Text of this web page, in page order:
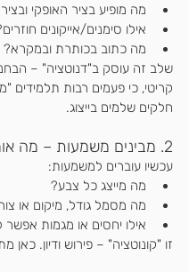
מה מופיע בציר האופקי
אילו סימנים/אייקונים
מה כתוב בכותרת ובמקרא?
שלב זה עוסק ב"דנוטציה" –
קריטי, כי פעמים רבות תלמידים
חלקים שלמים בייצוג.
2. מבינים משמעות – מה אומר כל פרט?
עכשיו עוברים למשמעות:
מה מייצג כל צבע?
מה מסמל גודל, מיקום או
אילו יחסים או מגמות אפשר
זו "קונוטציה" – פירוש ודיון. כאן